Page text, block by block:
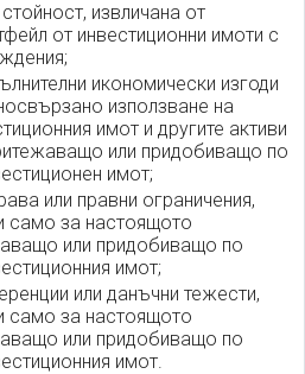
извличана от
от инвестиционни имоти с
икономически изгоди
използване на
имот и другите активи
или придобиващо по
имот;
или правни ограничения,
само за настоящото
или придобиващо по
имот;
или данъчни тежести,
само за настоящото
или придобиващо по
имот.